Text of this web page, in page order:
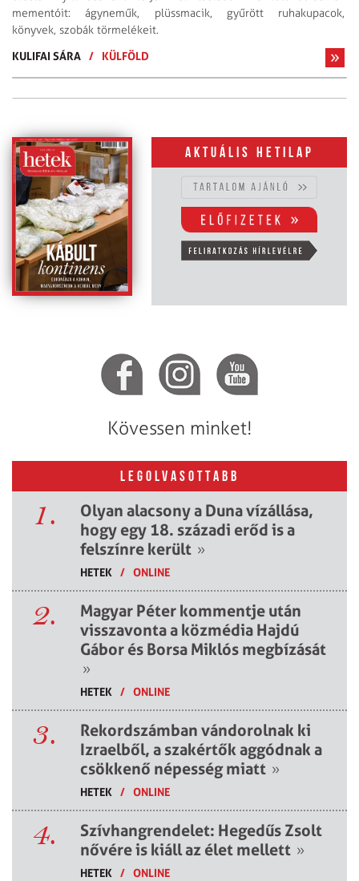
mementóit: ágyneműk, plüssmacik, gyűrött ruhakupacok,
könyvek, szobák törmelékeit.
KULIFAI SÁRA / KÜLFÖLD
Aktuális hetilap
Kövessen minket!
LEGOLVASOTTABB
1.
Olyan alacsony a Duna vízállása,
hogy egy 18. századi erőd is a
felszínre került »
HETEK / ONLINE
2.
Magyar Péter kommentje után
visszavonta a közmédia Hajdú
Gábor és Borsa Miklós megbízását
»
HETEK / ONLINE
3.
Rekordszámban vándorolnak ki
Izraelből, a szakértők aggódnak a
csökkenő népesség miatt »
HETEK / ONLINE
4.
Szívhangrendelet: Hegedűs Zsolt
nővére is kiáll az élet mellett »
HETEK / ONLINE